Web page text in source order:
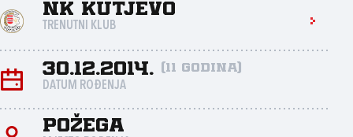
NK Kutjevo
TRENUTNI KLUB
30.12.2014. (11 godina)
DATUM ROĐENJA
Požega